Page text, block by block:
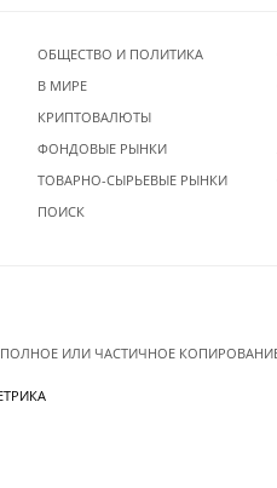
ОБЩЕСТВО И ПОЛИТИКА
В МИРЕ
КРИПТОВАЛЮТЫ
ФОНДОВЫЕ РЫНКИ
ТОВАРНО-СЫРЬЕВЫЕ РЫНКИ
ПОИСК
ПОЛНОЕ ИЛИ ЧАСТИЧНОЕ